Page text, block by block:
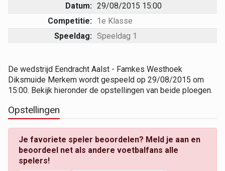
Datum: 29/08/2015 15:00
Competitie: 1e Klasse
Speeldag: Speeldag 1
De wedstrijd Eendracht Aalst - Famkes Westhoek
Diksmuide Merkem wordt gespeeld op 29/08/2015 om
15:00. Bekijk hieronder de opstellingen van beide ploegen.
Opstellingen
Je favoriete speler beoordelen? Meld je aan en
beoordeel net als andere voetbalfans alle
spelers!